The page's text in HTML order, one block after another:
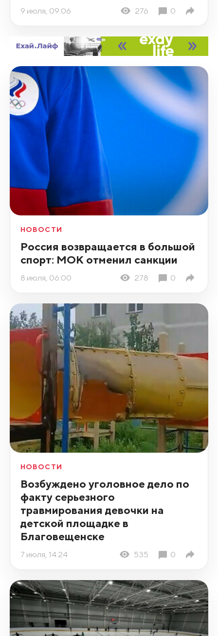
9 июля, 09:06 276 0
НОВОСТИ
Россия возвращается в большой
спорт: МОК отменил санкции
8 июля, 06:00 278 0
НОВОСТИ
Возбуждено уголовное дело по
факту серьезного
травмирования девочки на
детской площадке в
Благовещенске
7 июля, 14:24 535 0